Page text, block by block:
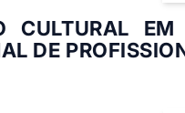
CULTURAL EM
DE